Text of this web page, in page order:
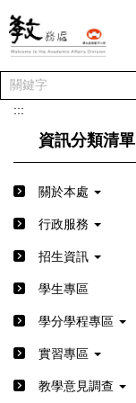
跳
到
主
要
內
容
:::
資訊分類清單
關於本處
行政服務
招生資訊
學生專區
學分學程專區
實習專區
教學意見調查